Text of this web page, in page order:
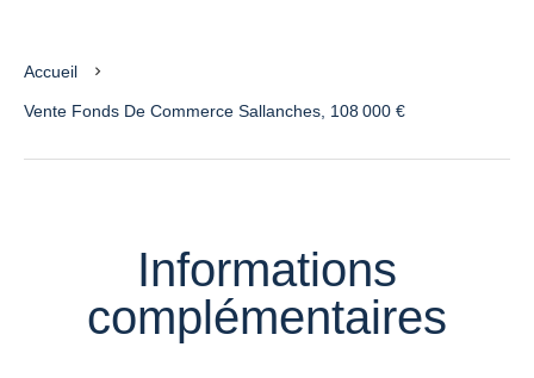
Accueil
Vente Fonds De Commerce Sallanches, 108 000 €
Informations
complémentaires